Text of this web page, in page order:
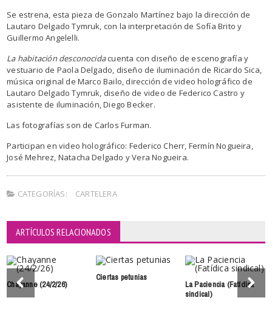
Se estrena, esta pieza de Gonzalo Martínez bajo la dirección de
Lautaro Delgado Tymruk, con la interpretación de Sofía Brito y
Guillermo Angelelli.
La habitación desconocidacuenta con diseño de escenografía y
vestuario de Paola Delgado, diseño de iluminación de Ricardo Sica,
música original de Marco Bailo, dirección de video holográfico de
Lautaro Delgado Tymruk, diseño de video de Federico Castro y
asistente de iluminación, Diego Becker.
Las fotografías son de Carlos Furman.
Participan en video holográfico: Federico Cherr, Fermín Nogueira,
José Mehrez, Natacha Delgado y Vera Nogueira.
CATEGORÍAS: CARTELERA
ARTÍCULOS RELACIONADOS
Chayanne (24/2/26)
Ciertas petunias
La Paciencia (Fatídica
sindical)